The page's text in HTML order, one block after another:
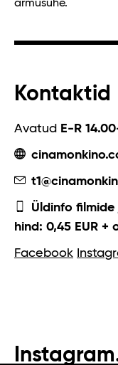
armusuhe.
Kontaktid
Avatud E-R
Üldinfo filmide
hind: 0,45 EUR
Facebook